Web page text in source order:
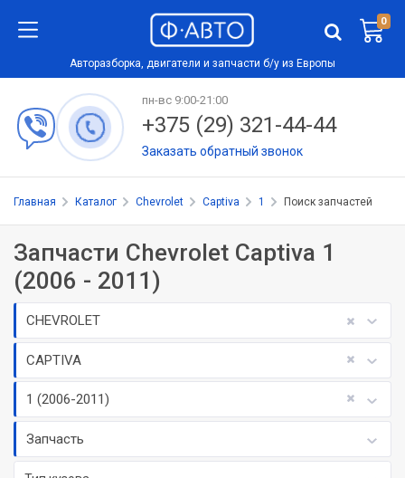
0
Авторазборка, двигатели и запчасти б/у из Европы
пн-вс 9:00-21:00
+375 (29) 321-44-44
Заказать обратный звонок
Главная Каталог Chevrolet Captiva 1 Поиск запчастей
Запчасти Chevrolet Captiva 1
(2006 - 2011)
CHEVROLET
CAPTIVA
1 (2006-2011)
Запчасть